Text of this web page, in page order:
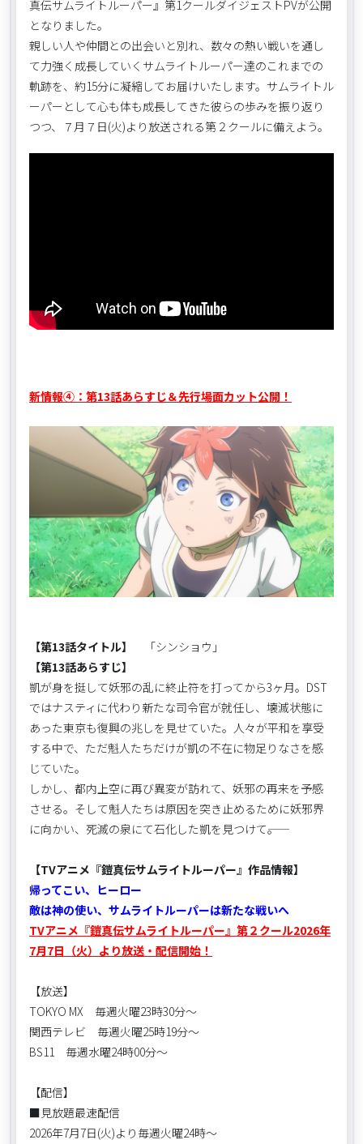
真伝サムライトルーパー』第1クールダイジェストPVが公開
となりました。
親しい人や仲間との出会いと別れ、数々の熱い戦いを通し
て力強く成長していくサムライトルーパー達のこれまでの
軌跡を、約15分に凝縮してお届けいたします。サムライトル
ーパーとして心も体も成長してきた彼らの歩みを振り返り
つつ、７月７日(火)より放送される第２クールに備えよう。
新情報④：第13話あらすじ＆先行場面カット公開！
【第13話タイトル】
「シンショウ」
【第13話あらすじ】
凱が身を挺して妖邪の乱に終止符を打ってから3ヶ月。DST
ではナスティに代わり新たな司令官が就任し、壊滅状態に
あった東京も復興の兆しを見せていた。人々が平和を享受
する中で、ただ魁人たちだけが凱の不在に物足りなさを感
じていた。
しかし、都内上空に再び異変が訪れて、妖邪の再来を予感
させる。そして魁人たちは原因を突き止めるために妖邪界
に向かい、死滅の泉にて石化した凱を見つけて――。
【TVアニメ『鎧真伝サムライトルーパー』作品情報】
帰ってこい、ヒーロー
敵は神の使い、サムライトルーパーは新たな戦いへ
TVアニメ『鎧真伝サムライトルーパー』第２クール2026年
7月7日（火）より放送・配信開始！
【放送】
TOKYO MX 毎週火曜23時30分～
関西テレビ 毎週火曜25時19分～
BS11 毎週水曜24時00分～
【配信】
■見放題最速配信
2026年7月7日(火)より毎週火曜24時～